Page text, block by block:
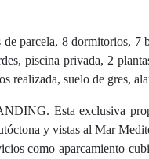
parcela, 8 dormitorios, 7
piscina privada, 2
realizada, suelo de gres,
Esta exclusiva
y vistas al Mar
como aparcamiento